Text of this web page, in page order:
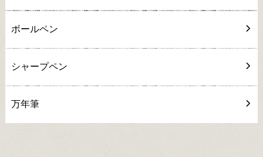
ボールペン
シャープペン
万年筆